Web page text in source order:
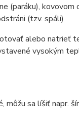
(paráku), kovovom
(tzv. spáli)
alebo natrieť
vysokým
sa líšiť napr.